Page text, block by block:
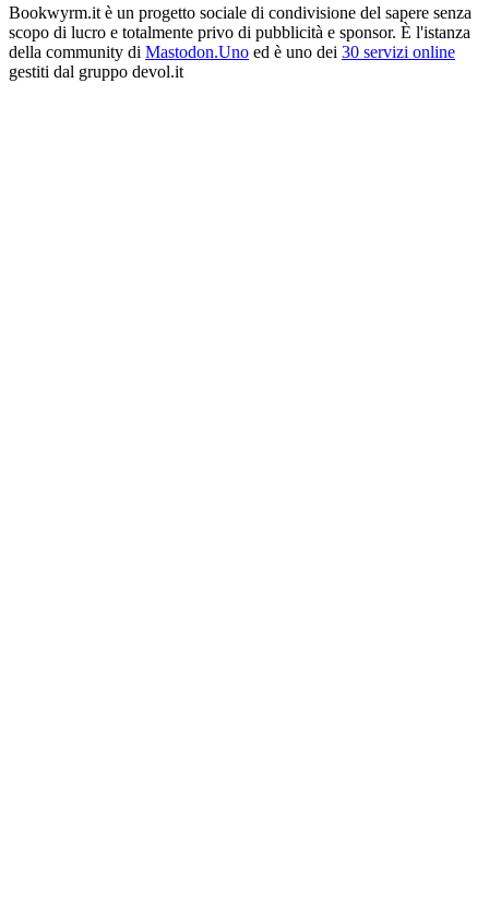
Bookwyrm.it è un progetto sociale di condivisione del sapere senza
scopo di lucro e totalmente privo di pubblicità e sponsor. È l'istanza
della community di Mastodon.Uno ed è uno dei 30 servizi online
gestiti dal gruppo devol.it